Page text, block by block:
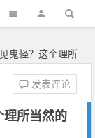
所当然的问题，是为什么呢
理所当然的
发表评论